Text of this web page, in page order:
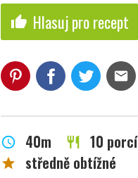
thumb_up Hlasuj pro recept
mail
schedule 40m restaurant 10 porcí
star středně obtížné